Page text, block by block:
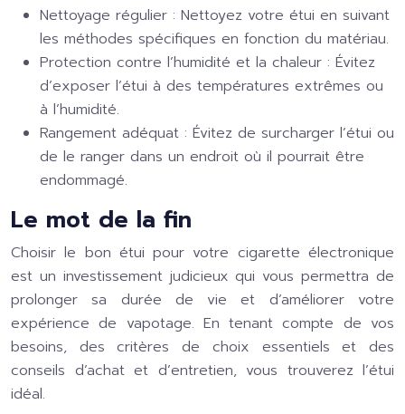
Nettoyage régulier : Nettoyez votre étui en suivant
les méthodes spécifiques en fonction du matériau.
Protection contre l’humidité et la chaleur : Évitez
d’exposer l’étui à des températures extrêmes ou
à l’humidité.
Rangement adéquat : Évitez de surcharger l’étui ou
de le ranger dans un endroit où il pourrait être
endommagé.
Le mot de la fin
Choisir le bon étui pour votre cigarette électronique
est un investissement judicieux qui vous permettra de
prolonger sa durée de vie et d’améliorer votre
expérience de vapotage. En tenant compte de vos
besoins, des critères de choix essentiels et des
conseils d’achat et d’entretien, vous trouverez l’étui
idéal.